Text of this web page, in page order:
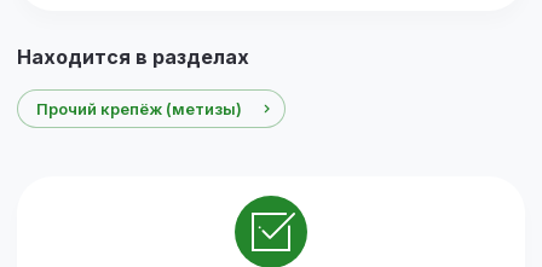
Находится в разделах
Прочий крепёж (метизы)